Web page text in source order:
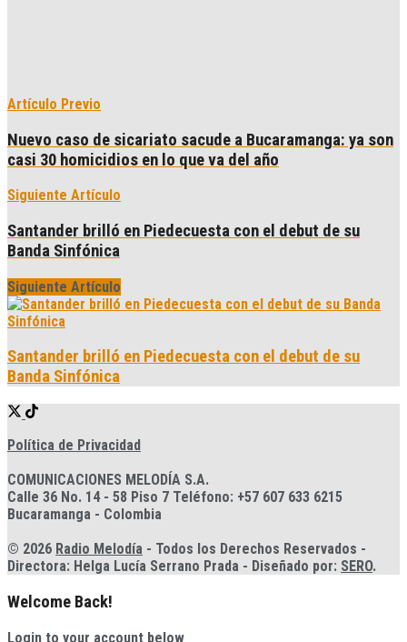
Artículo Previo
Nuevo caso de sicariato sacude a Bucaramanga: ya son
casi 30 homicidios en lo que va del año
Siguiente Artículo
Santander brilló en Piedecuesta con el debut de su
Banda Sinfónica
Siguiente Artículo
Santander brilló en Piedecuesta con el debut de su
Banda Sinfónica
Política de Privacidad
COMUNICACIONES MELODÍA S.A.
Calle 36 No. 14 - 58 Piso 7 Teléfono: +57 607 633 6215
Bucaramanga - Colombia
© 2026 Radio Melodía - Todos los Derechos Reservados -
Directora: Helga Lucía Serrano Prada - Diseñado por: SERO.
Welcome Back!
Login to your account below